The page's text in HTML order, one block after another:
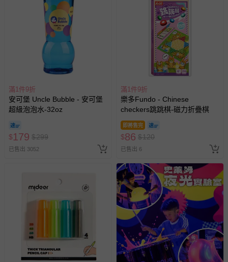
如需退換貨，請於收到商品7天（含例假日內提出），如為
瑕疵退換貨所產生的運費，將由媽咪愛負責處理，若非瑕疵
退貨，您可至『查詢訂單』>『已出貨』中查詢該筆訂單，
並點選『我要退貨』即可進行申請。若有相關退貨問題，請
LINE@客服ID: @mamilove
我們將依序為您處理
與服務，謝謝。
針對滿件折/滿額贈…等活動，如因部份退貨，而該訂單保
留商品未達活動門檻，將以原價計算，活動贈品亦需一併退
回。
部分商品依據消費者保護法的規定，不適用七天鑑賞期/猶
豫期範圍：
易於腐敗、保存期限較短或解約時即將逾期（例如生鮮
客製化商品（例如客製生日書、姓名貼等）。
報紙、期刊或雜誌（惟書籍如經拆封、使用，則酌收整
新費用）。
經消費者拆封之影音商品或電腦軟體（例如 DVD、CD
等）。
非以有形媒介提供之數位內容或一經提供即為完成之線
滿1件9折
安可堡 Uncle Bubble - 安可堡
超級泡泡水-32oz
$179 $299
已售出 3052
滿1件9折
樂多Fundo - Chinese
checkers跳跳棋-磁力折疊棋
即將售完
$86 $120
已售出 6